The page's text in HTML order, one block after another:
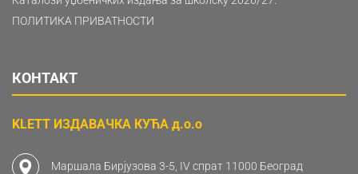
ПОЛИТИКА ПРИВАТНОСТИ
КОНТАКТ
KLETT ИЗДАВАЧКА КУЋА д.о.о
Маршала Бирјузова 3-5, IV спрат 11000 Београд